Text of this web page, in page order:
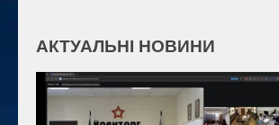
АКТУАЛЬНІ НОВИНИ